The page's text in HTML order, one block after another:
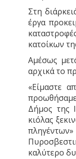
Στη
έργα
κατοίκων
Αμέσως
αρχικά το
«Είμαστε
προωθήσαμε
Δήμος της
κιόλας
καλύτερο